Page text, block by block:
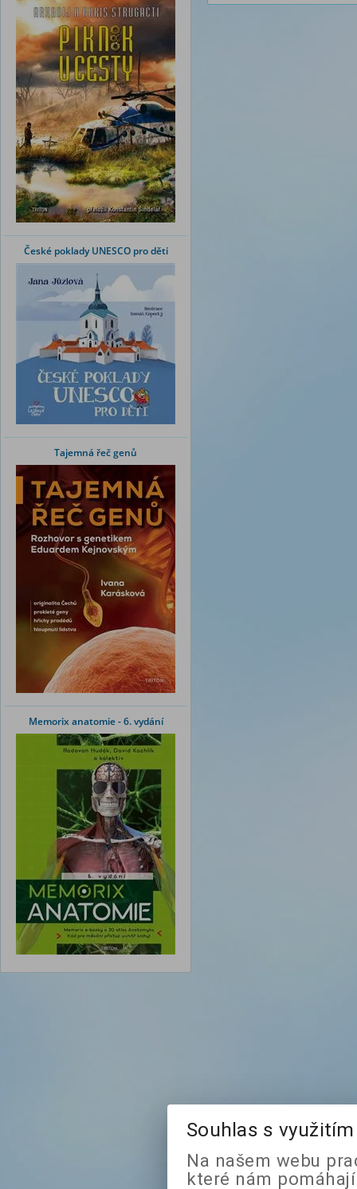
České poklady UNESCO pro děti
Tajemná řeč genů
Memorix anatomie - 6. vydání
Souhlas s
Na našem webu
které nám